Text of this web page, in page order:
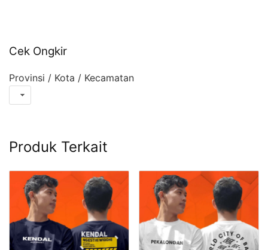
Cek Ongkir
Provinsi / Kota / Kecamatan
Produk Terkait